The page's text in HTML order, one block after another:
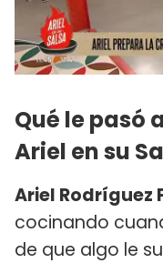
Qué le pasó
Ariel en su
Ariel Rodríguez
cocinando
de que algo le